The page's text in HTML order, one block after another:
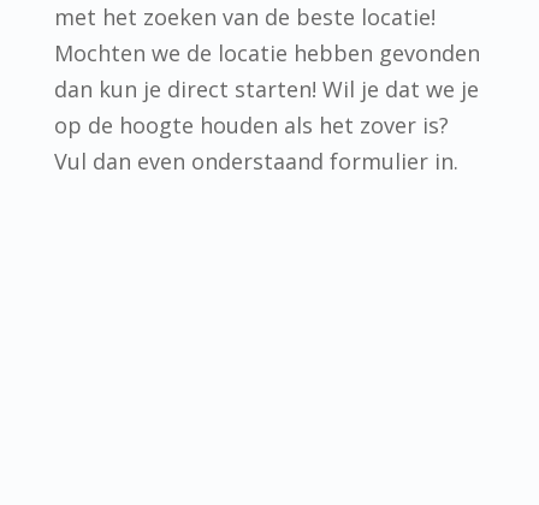
met het zoeken van de beste locatie!
Mochten we de locatie hebben gevonden
dan kun je direct starten! Wil je dat we je
op de hoogte houden als het zover is?
Vul dan even onderstaand formulier in.